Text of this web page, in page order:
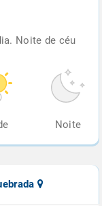
Noite de céu
Noite